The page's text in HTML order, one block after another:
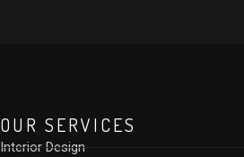
OUR SERVICES
Interior Design